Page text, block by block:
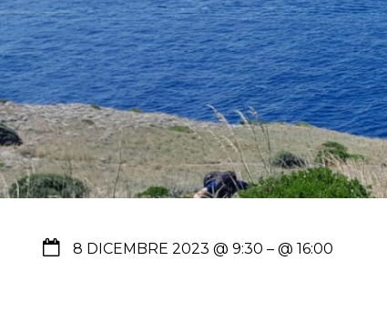
8 DICEMBRE 2023 @ 9:30– @ 16:00